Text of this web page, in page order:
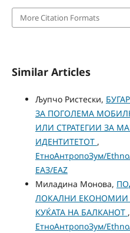
More Citation Formats
Similar Articles
Љупчо Ристески,
ЗА ПОГОЛЕМА
ИЛИ СТРАТЕГИИ ЗА
ИДЕНТИТЕТОТ ,
ЕтноАнтропоЗум/
ЕАЗ/EAZ
Миладина Монова,
ЛОКАЛНИ ЕКОНОМИИ
КУЌАТА НА БАЛКАНОТ ,
ЕтноАнтропоЗум/